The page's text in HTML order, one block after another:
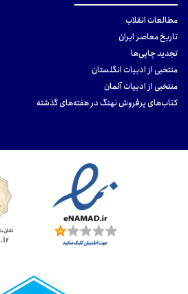
مطالعات انقلاب
تاریخ معاصر ایران
تجدید چاپی‌ها
منتخبی از ادبیات انگلستان
منتخبی از ادبیات آلمان
کتاب‌های پرفروش نهنگ در هفته‌های گذشته